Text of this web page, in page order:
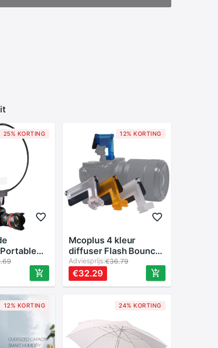
25% KORTING
Op-Top
Camera
12% KORTING
Mcoplus 4 kleur
diffuser Flash Bounce
Kaarten speelsheid
diffuser op camera
voor Sony A6500
Adviesprijs:€36.79
€32.29
12% KORTING 24% KORTING